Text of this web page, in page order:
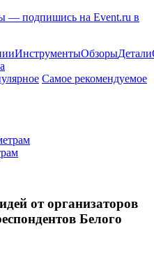
— подпишись на Event.ru в
ИнструментыОбзорыДетали
Самое рекомендуемое
от организаторов
Белого